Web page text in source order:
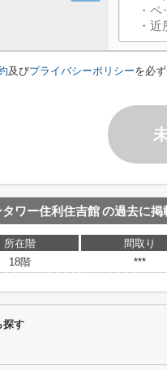
及びプライバシーポリシーを必
タワー住利住吉館の過去に掲
所在階 間取り
18階
***
探す